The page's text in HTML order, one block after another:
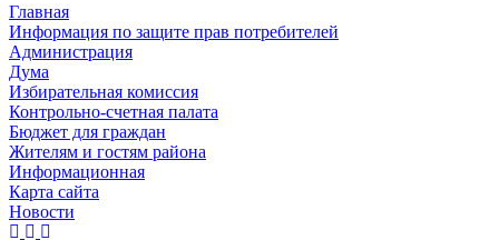
Главная
Информация по защите прав потребителей
Администрация
Дума
Избирательная комиссия
Контрольно-счетная палата
Бюджет для граждан
Жителям и гостям района
Информационная
Карта сайта
Новости